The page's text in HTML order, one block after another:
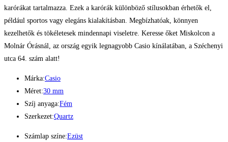
karórákat tartalmazza. Ezek a karórák különböző stílusokban érhetők el,
például sportos vagy elegáns kialakításban. Megbízhatóak, könnyen
kezelhetők és tökéletesek mindennapi viseletre. Keresse őket Miskolcon a
Molnár Órásnál, az ország egyik legnagyobb Casio kínálatában, a Széchenyi
utca 64. szám alatt!
Márka:Casio
Méret:30 mm
Szíj anyaga:Fém
Szerkezet:Quartz
Számlap színe:Ezüst